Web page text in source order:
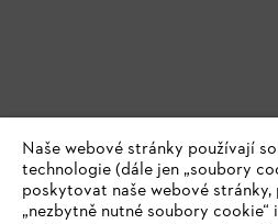
Naše webové stránky používají
technologie (dále jen „soubory
poskytovat naše webové
„nezbytně nutné soubory cookie“